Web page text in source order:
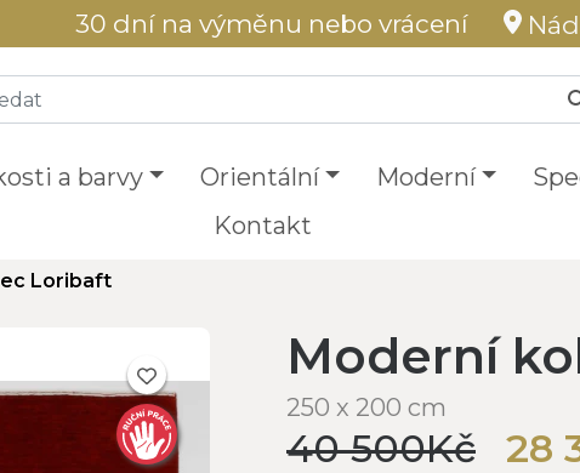
30 dní na výměnu nebo vrácení
a barvy Orientální Moderní
Kontakt
Loribaft
Moderní
250 x 200 cm
40 500Kč 28